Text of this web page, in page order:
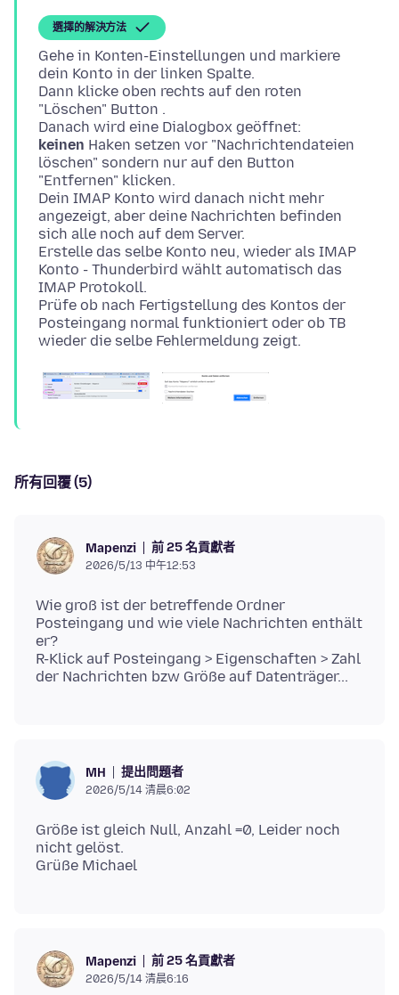
選擇的解決方法
Gehe in Konten-Einstellungen und markiere
dein Konto in der linken Spalte.
Dann klicke oben rechts auf den roten
"Löschen" Button .
keinen Haken setzen vor "Nachrichtendateien
löschen" sondern nur auf den Button
"Entfernen" klicken.
Dein IMAP Konto wird danach nicht mehr
angezeigt, aber deine Nachrichten befinden
sich alle noch auf dem Server.
Erstelle das selbe Konto neu, wieder als IMAP
Konto - Thunderbird wählt automatisch das
IMAP Protokoll.
Prüfe ob nach Fertigstellung des Kontos der
Posteingang normal funktioniert oder ob TB
所有回覆 (5)
Mapenzi 前 25 名貢獻者
2026/5/13 中午12:53
Wie groß ist der betreffende Ordner
Posteingang und wie viele Nachrichten enthält
er?
R-Klick auf Posteingang > Eigenschaften > Zahl
MH 提出問題者
2026/5/14 清晨6:02
Größe ist gleich Null, Anzahl =0, Leider noch
nicht gelöst.
Mapenzi 前 25 名貢獻者
2026/5/14 清晨6:16